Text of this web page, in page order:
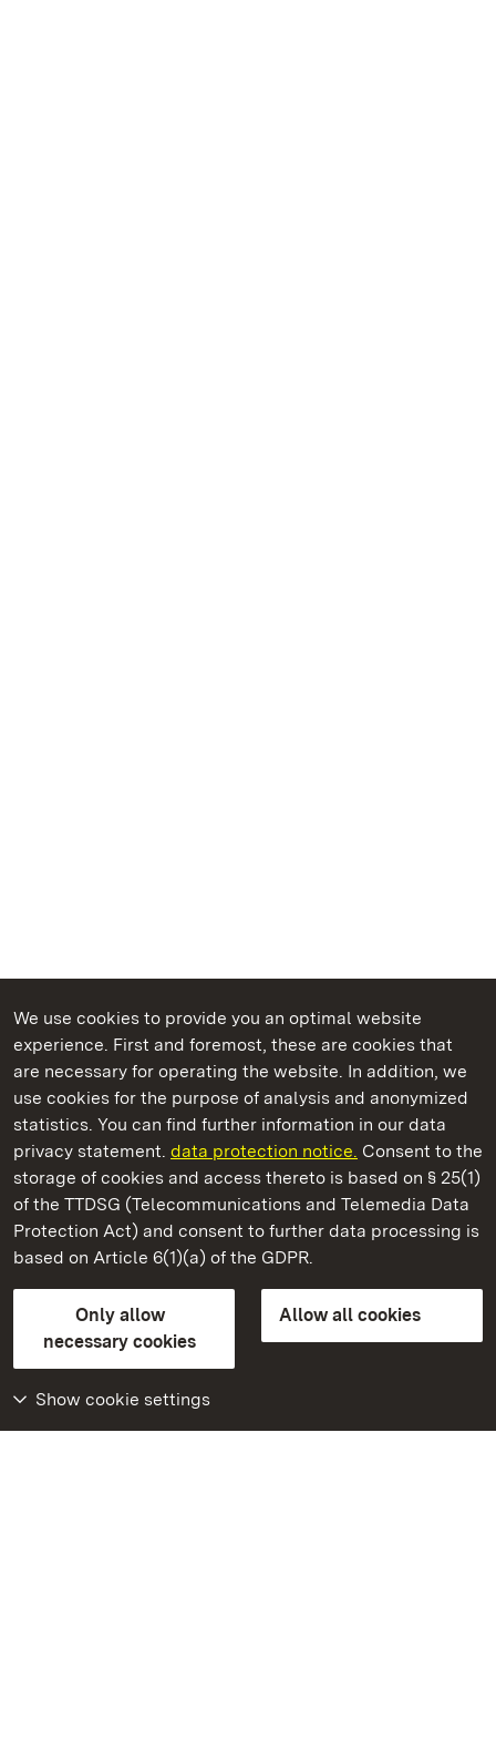
We use cookies to provide you an optimal website
experience. First and foremost, these are cookies that
are necessary for operating the website. In addition, we
use cookies for the purpose of analysis and anonymized
statistics. You can find further information in our data
privacy statement. data protection notice. Consent to the
storage of cookies and access thereto is based on § 25(1)
of the TTDSG (Telecommunications and Telemedia Data
Protection Act) and consent to further data processing is
based on Article 6(1)(a) of the GDPR.
Only allow
necessary cookies
Allow all cookies
Show cookie settings
State Palaces and Gardens of Baden-Wuerttemberg
Mergentheim Residential Palace
State Palaces and Gardens of Baden-Wuerttemberg
FAQMasthead Data protection
Declaration on barrier-free access
BITV-konform (geprüfte Seiten)